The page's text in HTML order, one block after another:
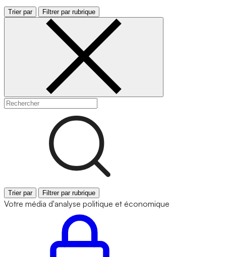
Trier par Filtrer par rubrique
Trier par Filtrer par rubrique
Votre média d'analyse politique et économique